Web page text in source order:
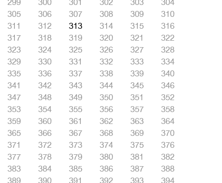
305
306 307 308 309
310
311
312 313 314 315
316
317
318 319 320 321
322
323
324 325 326 327
328
329
330 331 332 333
334
335
336 337 338 339
340
341
342 343 344 345
346
347
348 349 350 351
352
353
354 355 356 357
358
359
360 361 362 363
364
365
366 367 368 369
370
371
372 373 374 375
376
377
378 379 380 381
382
383
384 385 386 387
388